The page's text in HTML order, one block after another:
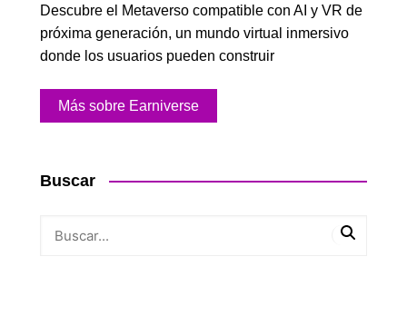
Descubre el Metaverso compatible con AI y VR de
próxima generación, un mundo virtual inmersivo
donde los usuarios pueden construir
Más sobre Earniverse
Buscar